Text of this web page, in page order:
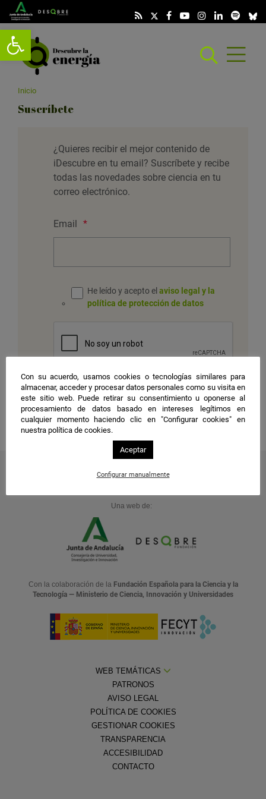
Abrir barra de herramientas
Abrir
menú
Inicio
Suscríbete
¿Quieres recibir el mejor contenido de
iDescubre en tu email? Suscríbete y recibe
todas las novedades sobre ciencia en tu
correo electrónico.
Email *
He leído y acepto el aviso legal y la
política de protección de datos
Una web de:
Con la colaboración de la Fundación Española para la Ciencia y la
Tecnología — Ministerio de Ciencia, Innovación y Universidades
WEB TEMÁTICAS
PATRONOS
AVISO LEGAL
POLÍTICA DE COOKIES
GESTIONAR COOKIES
TRANSPARENCIA
ACCESIBILIDAD
CONTACTO
Con su acuerdo, usamos cookies o tecnologías similares para
almacenar, acceder y procesar datos personales como su visita en
este sitio web. Puede retirar su consentimiento u oponerse al
procesamiento de datos basado en intereses legítimos en
cualquier momento haciendo clic en "Configurar cookies" en
nuestra política de cookies.
Aceptar
Configurar manualmente